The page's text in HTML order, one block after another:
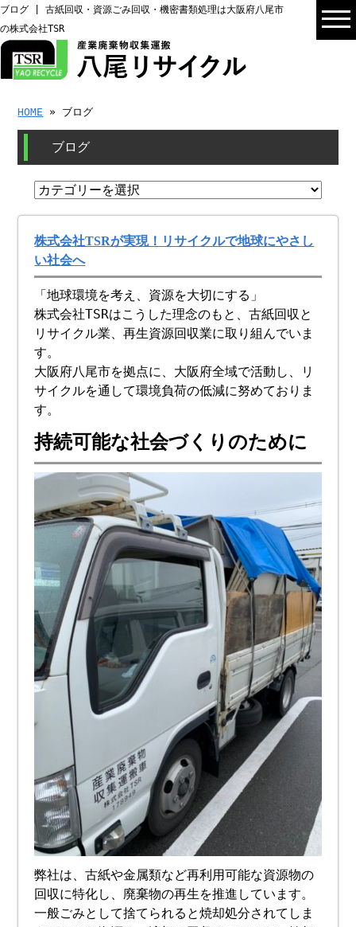
ブログ | 古紙回収・資源ごみ回収・機密書類処理は大阪府八尾市
の株式会社TSR
HOME » ブログ
ブログ
株式会社TSRが実現！リサイクルで地球にやさし
い社会へ
「地球環境を考え、資源を大切にする」
株式会社TSRはこうした理念のもと、古紙回収と
リサイクル業、再生資源回収業に取り組んでいま
す。
大阪府八尾市を拠点に、大阪府全域で活動し、リ
サイクルを通して環境負荷の低減に努めておりま
す。
持続可能な社会づくりのために
弊社は、古紙や金属類など再利用可能な資源物の
回収に特化し、廃棄物の再生を推進しています。
一般ごみとして捨てられると焼却処分されてしま